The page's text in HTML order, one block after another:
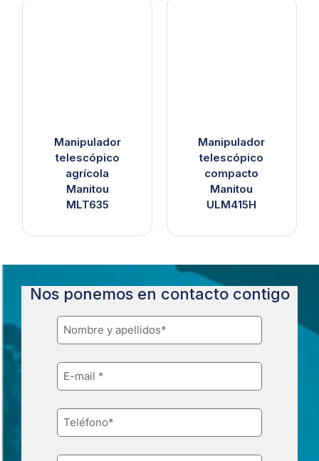
Manipulador
telescópico
agrícola
Manitou
MLT635
Manipulador
telescópico
compacto
Manitou
ULM415H
Nos ponemos en contacto contigo